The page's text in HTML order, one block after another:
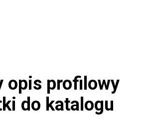
opis profilowy
do katalogu